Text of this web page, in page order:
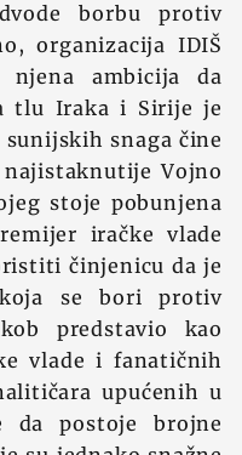
borbu protiv
organizacija IDIŠ
ambicija da
tlu Iraka i Sirije je
snaga čine
Vojno
stoje pobunjena
iračke vlade
činjenicu da je
se bori protiv
predstavio kao
vlade i fanatičnih
upućenih u
da postoje brojne